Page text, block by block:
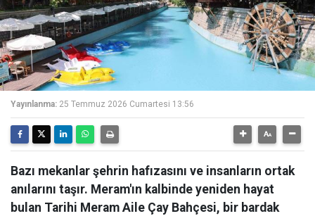
Yayınlanma: 25 Temmuz 2026 Cumartesi 13:56
Bazı mekanlar şehrin hafızasını ve insanların ortak
anılarını taşır. Meram'ın kalbinde yeniden hayat
bulan Tarihi Meram Aile Çay Bahçesi, bir bardak